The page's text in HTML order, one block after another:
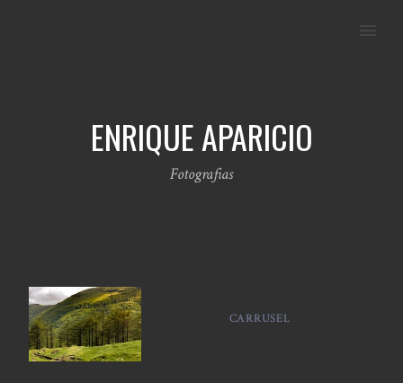
ENRIQUE APARICIO
Fotografias
CARRUSEL